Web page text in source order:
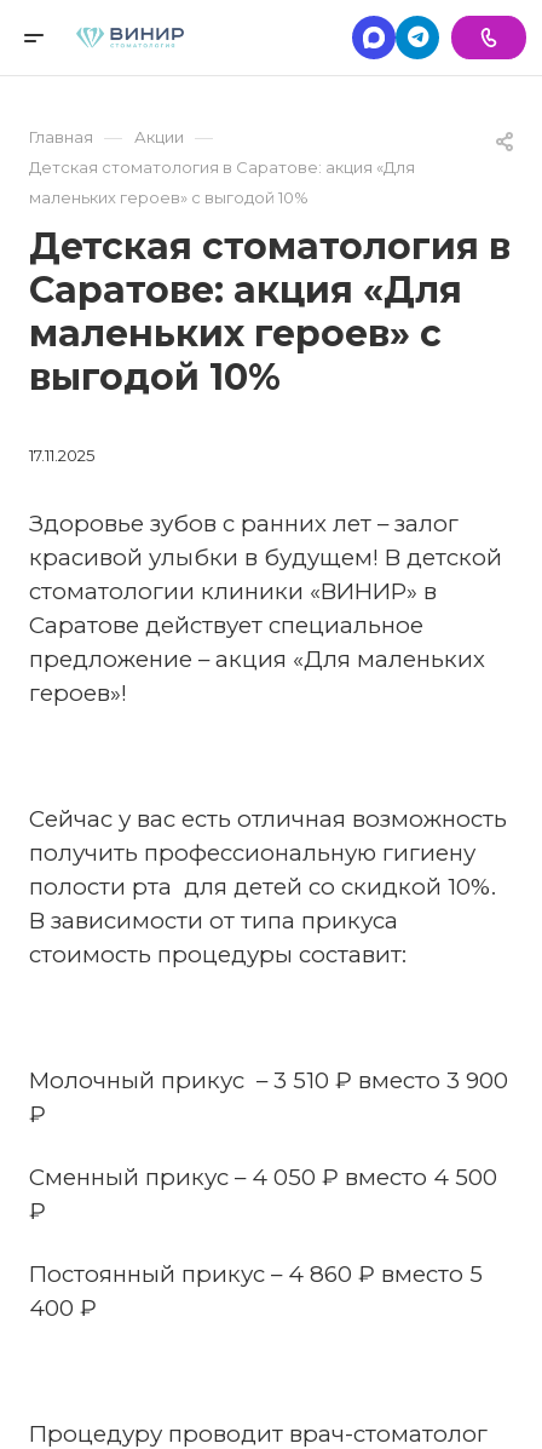
Главная — Акции —
Детская стоматология в Саратове: акция «Для
маленьких героев» с выгодой 10%
Детская стоматология в
Саратове: акция «Для
маленьких героев» с
выгодой 10%
17.11.2025
Здоровье зубов с ранних лет – залог
красивой улыбки в будущем! В детской
стоматологии клиники «ВИНИР» в
Саратове действует специальное
предложение – акция «Для маленьких
героев»!
Сейчас у вас есть отличная возможность
получить профессиональную гигиену
полости рта для детей со скидкой 10%.
В зависимости от типа прикуса
стоимость процедуры составит:
Молочный прикус – 3 510 ₽ вместо 3 900
₽
Сменный прикус – 4 050 ₽ вместо 4 500
₽
Постоянный прикус – 4 860 ₽ вместо 5
400 ₽
Процедуру проводит врач-стоматолог